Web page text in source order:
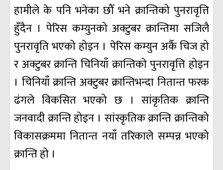
हामीले के पनि भनेका छौँ भने क्रान्तिको पुनरावृत्ति
हुँदैन । पेरिस कम्युनको अक्टुबर क्रान्तिमा सजिलै
पुनरावृति भएको होइन । पेरिस कम्युन अर्कै चिज हो
र अक्टुबर क्रान्ति चिनियाँ क्रान्तिको पुनरावृत्ति होइन
। चिनियाँ क्रान्ति अक्टुबर क्रान्तिभन्दा नितान्त फरक
ढंगले विकसित भएको छ । सांकृतिक क्रान्ति
जनवादी क्रान्ति होइन । सांस्कृतिक क्रान्ति क्रान्तिको
विकासक्रममा नितान्त नयाँ तरिकाले सम्पन्न भएको
क्रान्ति हो ।